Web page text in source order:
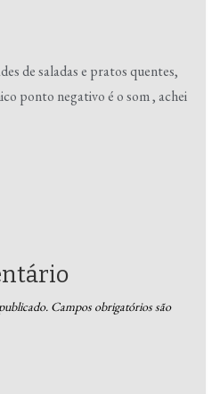
de saladas e pratos quentes,
ponto negativo é o som , achei
Campos obrigatórios são